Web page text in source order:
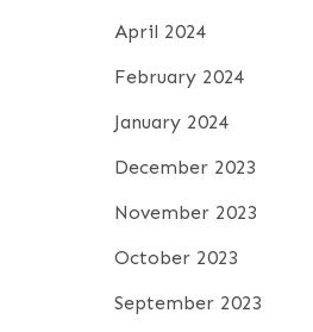
April 2024
February 2024
January 2024
December 2023
November 2023
October 2023
September 2023